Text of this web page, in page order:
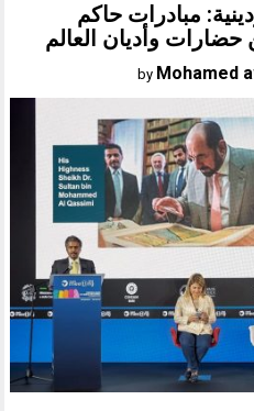
مبادرات حاكم
وأديان العالم
Mohamed